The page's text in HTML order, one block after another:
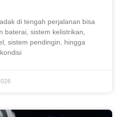
di tengah perjalanan bisa
baterai, sistem kelistrikan,
sistem pendingin, hingga